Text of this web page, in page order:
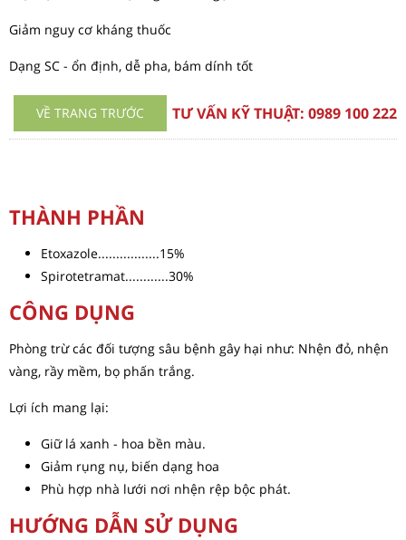
Giảm nguy cơ kháng thuốc
Dạng SC - ổn định, dễ pha, bám dính tốt
VỀ TRANG TRƯỚC TƯ VẤN KỸ THUẬT: 0989 100 222
THÀNH PHẦN
Etoxazole.................15%
Spirotetramat............30%
CÔNG DỤNG
Phòng trừ các đối tượng sâu bệnh gây hại như: Nhện đỏ, nhện
vàng, rầy mềm, bọ phấn trắng.
Lợi ích mang lại:
Giữ lá xanh - hoa bền màu.
Giảm rụng nụ, biến dạng hoa
Phù hợp nhà lưới nơi nhện rệp bộc phát.
HƯỚNG DẪN SỬ DỤNG